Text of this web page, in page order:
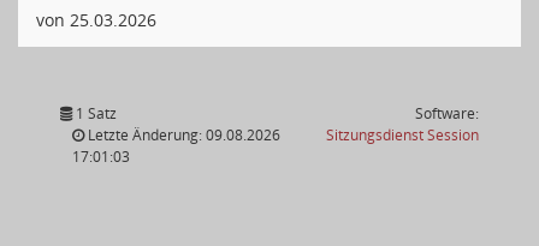
von 25.03.2026
1 Satz
Letzte Änderung: 09.08.2026
17:01:03
Software:
SitzungsdienstSession(Wird in